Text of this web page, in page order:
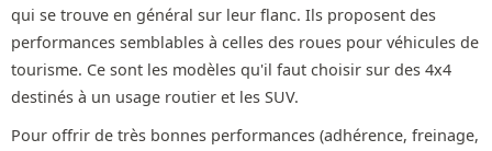
qui se trouve en général sur leur flanc. Ils proposent des
performances semblables à celles des roues pour véhicules de
tourisme. Ce sont les modèles qu'il faut choisir sur des 4x4
destinés à un usage routier et les SUV.
Pour offrir de très bonnes performances (adhérence, freinage,